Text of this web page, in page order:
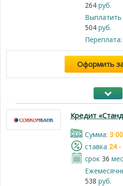
264руб.
Выплатить
504руб.
Переплата:
Оформить
Кредит
Cумма: 3
cтавка 24 -
срок 36
538 руб.